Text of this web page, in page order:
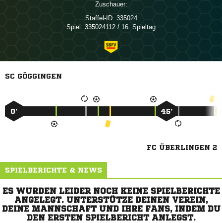
Zuschauer:
Staffel-ID: 335024
Spiel: 335024112 / 16. Spieltag
SC GÖGGINGEN
0’ 45’
FC ÜBERLINGEN 2
SPIELBERICHTE & NEWS
ES WURDEN LEIDER NOCH KEINE SPIELBERICHTE
ANGELEGT. UNTERSTÜTZE DEINEN VEREIN,
DEINE MANNSCHAFT UND IHRE FANS, INDEM DU
DEN ERSTEN SPIELBERICHT ANLEGST.